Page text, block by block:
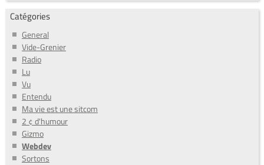
Catégories
General
Vide-Grenier
Radio
Lu
Vu
Entendu
Ma vie est une sitcom
2 ¢ d'humour
Gizmo
Webdev
Sortons